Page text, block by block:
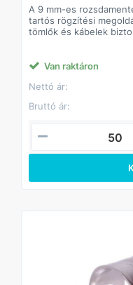
A 9 mm-es
tartós rögzítési
tömlők és kábelek
hosszú élettartamot
Főbb jellemzők
• 9 mm-es szorítósáv
szorítóerőt biztosít
• W2 rozsdamentes
időjárás- és vegyszerálló
• Csavaros rögzítés –
meghúzás
Van raktáron
Nettó ár:
Bruttó ár: